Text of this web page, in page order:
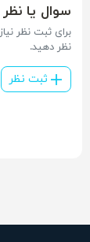
سوال یا
برای ثبت نظر
نظر دهید.
ثبت نظر